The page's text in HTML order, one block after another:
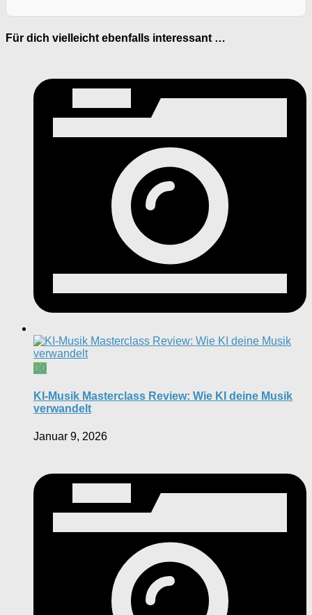
Für dich vielleicht ebenfalls interessant …
0
KI-Musik Masterclass Review: Wie KI deine Musik
verwandelt
Januar 9, 2026